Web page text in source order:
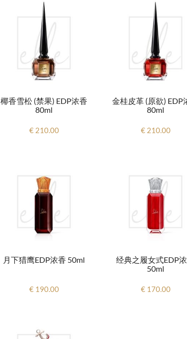
椰香雪松 (禁果) EDP浓香
80ml
€ 210.00
金桂皮革 (原欲) EDP
80ml
€ 210.00
月下猎鹰EDP浓香 50ml
€ 190.00
经典之履女式EDP
50ml
€ 170.00